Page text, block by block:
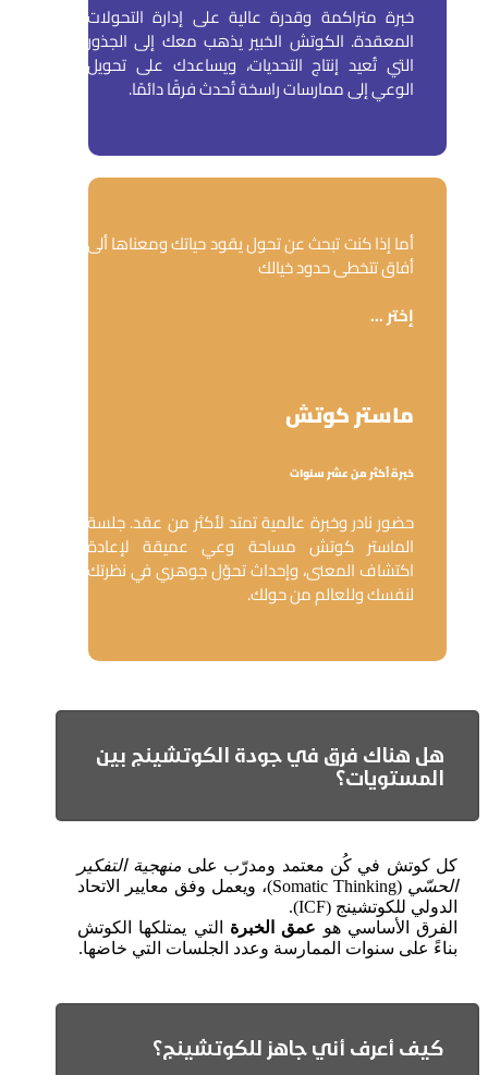
خبرة متراكمة وقدرة عالية على إدارة التحولات
المعقدة. الكوتش الخبير يذهب معك إلى الجذور
التي تُعيد إنتاج التحديات، ويساعدك على تحويل
الوعي إلى ممارسات راسخة تُحدث فرقًا دائمًا.
أما إذا كنت تبحث عن تحول يقود حياتك ومعناها ألى
أفاق تتخطى حدود خيالك
إختر ...
ماستر كوتش
خبرة أكثر من عشر سنوات
حضور نادر وخبرة عالمية تمتد لأكثر من عقد. جلسة
الماستر كوتش مساحة وعي عميقة لإعادة
اكتشاف المعنى، وإحداث تحوّل جوهري في نظرتك
لنفسك وللعالم من حولك.
هل هناك فرق في جودة الكوتشينج بين
المستويات؟
كل كوتش في كُن معتمد ومدرّب على منهجية التفكير
الحسّي
(Somatic Thinking)، ويعمل وفق معايير الاتحاد
الدولي للكوتشينج (ICF).
الفرق الأساسي هو عمق الخبرة التي يمتلكها الكوتش
بناءً على سنوات الممارسة وعدد الجلسات التي خاضها.
كيف أعرف أني جاهز للكوتشينج؟